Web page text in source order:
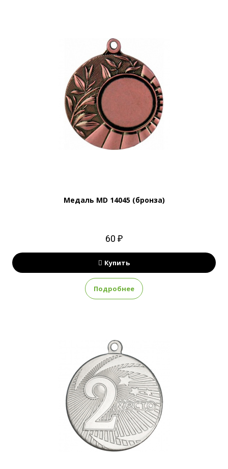
Медаль MD 14045 (бронза)
60 ₽
Купить
Подробнее